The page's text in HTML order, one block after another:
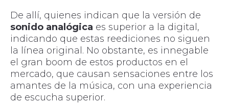
De allí, quienes indican que la versión de
sonido analógica es superior a la digital,
indicando que estas reediciones no siguen
la línea original. No obstante, es innegable
el gran boom de estos productos en el
mercado, que causan sensaciones entre los
amantes de la música, con una experiencia
de escucha superior.